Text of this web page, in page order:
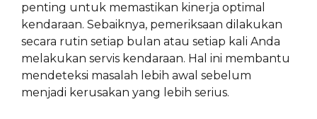
penting untuk memastikan kinerja optimal
kendaraan. Sebaiknya, pemeriksaan dilakukan
secara rutin setiap bulan atau setiap kali Anda
melakukan servis kendaraan. Hal ini membantu
mendeteksi masalah lebih awal sebelum
menjadi kerusakan yang lebih serius.